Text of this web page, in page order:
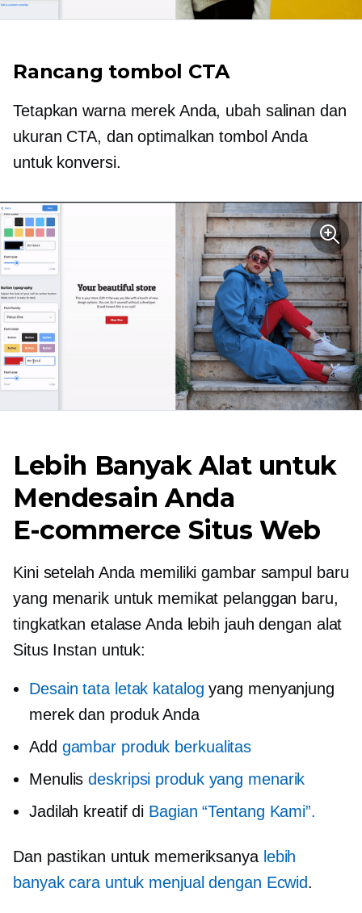
Rancang tombol CTA
Tetapkan warna merek Anda, ubah salinan dan
ukuran CTA, dan optimalkan tombol Anda
untuk konversi.
Lebih Banyak Alat untuk
Mendesain Anda
E-commerce Situs Web
Kini setelah Anda memiliki gambar sampul baru
yang menarik untuk memikat pelanggan baru,
tingkatkan etalase Anda lebih jauh dengan alat
Situs Instan untuk:
Desain tata letak katalog yang menyanjung
merek dan produk Anda
Add gambar produk berkualitas
Menulisdeskripsi produk yang menarik
Jadilah kreatif di Bagian “Tentang Kami”.
Dan pastikan untuk memeriksanya lebih
banyak cara untuk menjual dengan Ecwid.